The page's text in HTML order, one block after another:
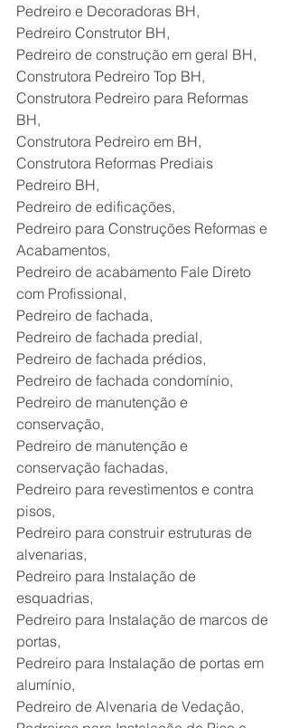
Pedreiro e Decoradoras BH,
Pedreiro Construtor BH,
Pedreiro de construção em geral BH,
Construtora Pedreiro Top BH,
Construtora Pedreiro para Reformas
BH,
Construtora Pedreiro em BH,
Construtora Reformas Prediais
Pedreiro BH,
Pedreiro de edificações,
Pedreiro para Construções Reformas e
Acabamentos,
Pedreiro de acabamento Fale Direto
com Profissional,
Pedreiro de fachada,
Pedreiro de fachada predial,
Pedreiro de fachada prédios,
Pedreiro de fachada condomínio,
Pedreiro de manutenção e
conservação,
Pedreiro de manutenção e
conservação fachadas,
Pedreiro para revestimentos e contra
pisos,
Pedreiro para construir estruturas de
alvenarias,
Pedreiro para Instalação de
esquadrias,
Pedreiro para Instalação de marcos de
portas,
Pedreiro para Instalação de portas em
alumínio,
Pedreiro de Alvenaria de Vedação,